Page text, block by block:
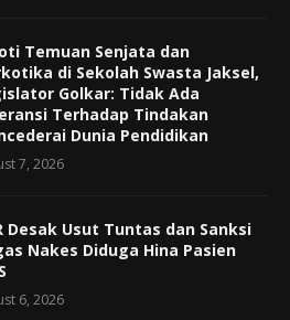
Temuan Senjata dan
di Sekolah Swasta Jaksel,
Golkar: Tidak Ada
Terhadap Tindakan
Dunia Pendidikan
7, 2026
Desak Usut Tuntas dan Sanksi
Nakes Diduga Hina Pasien
6, 2026